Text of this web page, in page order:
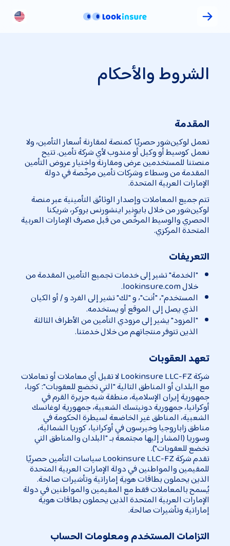
الشروط والأحكام
المقدمة
تعمل لوكين‌شور حصريًا كمنصة لمقارنة أسعار التأمين، ولا
نعمل كوسيط أو وكيل أو مندوب لأي شركة تأمين. تتيح
منصتنا للمستخدمين عرض ومقارنة واختيار عروض التأمين
المقدمة من وسطاء وشركات تأمين مرخّصة في دولة
الإمارات العربية المتحدة.
تتم جميع المعاملات وإصدار الوثائق التأمينية عبر منصة
لوكين‌شور من خلال بايونير اینشورنس بروکر، شريكنا
الحصري والوسيط المرخّص من قبل مصرف الإمارات العربية
المتحدة المركزي.
التعريفات
"الخدمة" تشير إلى خدمات تجميع التأمين المقدمة من
خلال lookinsure.com.
المستخدم"، "أنت"، و "لك" تشير إلى الفرد و / أو الكيان
الذي يصل إلى الموقع أو يستخدمه.
"المزود" يشير إلى مزودي التأمين من الأطراف الثالثة
الذين تتوفر منتجاتهم من خلال خدمتنا.
تعهد العقوبات
شركة Lookinsure LLC-FZ لا تقبل أي معاملات أو تعاملات
مع البلدان أو المناطق التالية "التي تخضع للعقوبات": كوبا،
جمهورية إيران الإسلامية، منطقة شبه جزيرة القرم في
أوكرانيا، جمهورية دونيتسك الشعبية، جمهورية لوغانسك
الشعبية، المناطق غير الخاضعة لسيطرة الحكومة في
مناطق زاباروجيا وخيرسون في أوكرانيا، كوريا الشمالية،
وسوريا (المشار إليها مجتمعة بـ "البلدان والمناطق التي
تخضع للعقوبات").
تقدم شركة Lookinsure LLC-FZ سياسات التأمين حصريًا
للمقيمين والمواطنين في دولة الإمارات العربية المتحدة
الذين يحملون بطاقات هوية إماراتية وتأشيرات صالحة.
يُسمح بالمعاملات فقط مع المقيمين والمواطنين في دولة
الإمارات العربية المتحدة الذين يحملون بطاقات هوية
إماراتية وتأشيرات صالحة.
التزامات المستخدم ومعلومات الحساب